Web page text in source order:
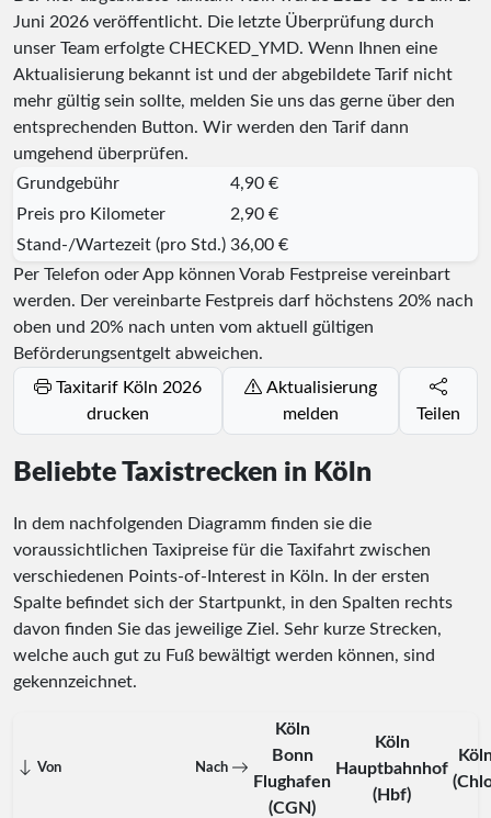
Juni 2026 veröffentlicht. Die letzte Überprüfung durch
unser Team erfolgte CHECKED_YMD. Wenn Ihnen eine
Aktualisierung bekannt ist und der abgebildete Tarif nicht
mehr gültig sein sollte, melden Sie uns das gerne über den
entsprechenden Button. Wir werden den Tarif dann
umgehend überprüfen.
Grundgebühr
4,90 €
Preis pro Kilometer
2,90 €
Stand-/Wartezeit (pro Std.) 36,00 €
Per Telefon oder App können Vorab Festpreise vereinbart
werden. Der vereinbarte Festpreis darf höchstens 20% nach
oben und 20% nach unten vom aktuell gültigen
Beförderungsentgelt abweichen.
Taxitarif Köln 2026
drucken
Aktualisierung
melden
Teilen
Beliebte Taxistrecken in Köln
In dem nachfolgenden Diagramm finden sie die
voraussichtlichen Taxipreise für die Taxifahrt zwischen
verschiedenen Points-of-Interest in Köln. In der ersten
Spalte befindet sich der Startpunkt, in den Spalten rechts
davon finden Sie das jeweilige Ziel. Sehr kurze Strecken,
welche auch gut zu Fuß bewältigt werden können, sind
gekennzeichnet.
Von Nach
Köln
Bonn
Flughafen
(CGN)
Köln
Hauptbahnhof
(Hbf)